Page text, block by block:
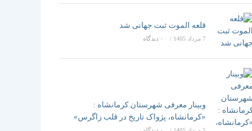
قلعه الموت ثبت جهانی شد
7 مرداد 1405 / ۰ دیدگاه
وبینار معرفی شهرستان کرمانشاه :
«کرمانشاه، پژواک تاریخ در قلب زاگرس»